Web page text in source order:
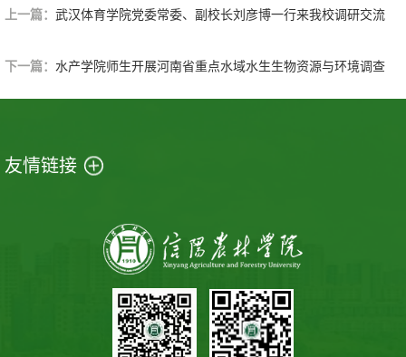
上一篇： 武汉体育学院党委常委、副校长刘彦博一行来我校调研交流
下一篇： 水产学院师生开展河南省重点水域水生生物资源与环境调查
友情链接